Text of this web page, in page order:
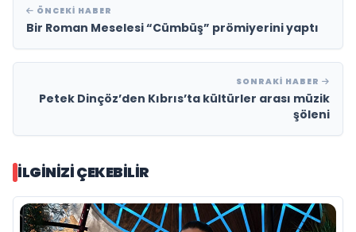
ÖNCEKI HABER
Bir Roman Meselesi “Cümbüş” prömiyerini yaptı
SONRAKI HABER
Petek Dinçöz’den Kıbrıs’ta kültürler arası müzik
şöleni
İLGINIZI ÇEKEBILIR